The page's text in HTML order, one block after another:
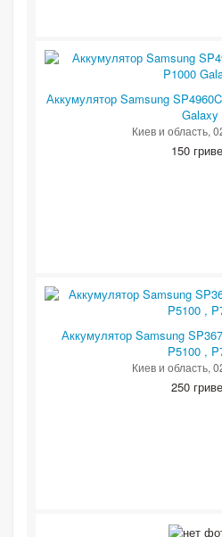
Аккумулятор Samsung
Galaxy
Киев и область,
150
Аккумулятор Samsung
P5100 ,
Киев и область,
250